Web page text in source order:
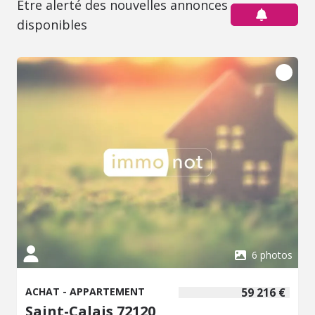
Être alerté des nouvelles annonces
disponibles
6 photos
59 216 €
ACHAT - APPARTEMENT
Saint-Calais 72120